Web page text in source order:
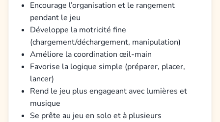
Encourage l’organisation et le rangement
pendant le jeu
Développe la motricité fine
(chargement/déchargement, manipulation)
Améliore la coordination œil-main
Favorise la logique simple (préparer, placer,
lancer)
Rend le jeu plus engageant avec lumières et
musique
Se prête au jeu en solo et à plusieurs